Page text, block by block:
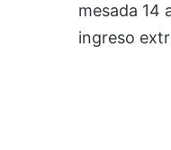
mesada 14
ingreso